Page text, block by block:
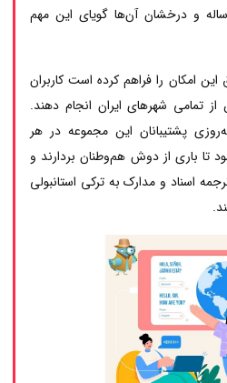
ساله و درخشان آن‌ها گویای این مهم
امکان را فراهم کرده است کاربران
از تمامی شهرهای ایران انجام دهند.
پشتیبانان این مجموعه در هر
تا باری از دوش هم‌وطنان بردارند و
اسناد و مدارک به ترکی استانبولی